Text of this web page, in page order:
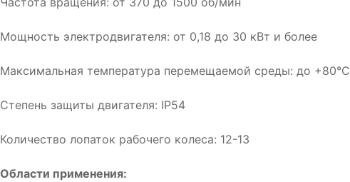
Мощность электродвигателя: от 0,18 до 30 кВт и более
Максимальная температура перемещаемой среды: до +80°С
Степень защиты двигателя: IP54
Количество лопаток рабочего колеса: 12-13
Области применения: